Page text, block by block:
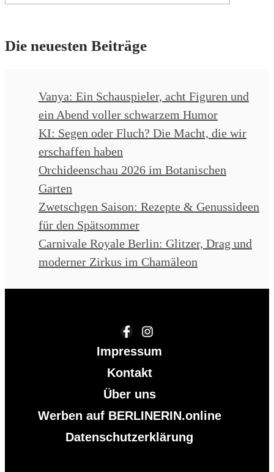
Die neuesten Beiträge
Vanya: Ein Schauspieler, acht Figuren und
ein Abend voller schwarzem Humor
KI: Segen oder Fluch? Die Macht, die wir
erschaffen haben
Orchideenschau 2026 im Botanischen
Garten
Zwetschgen Saison: Rezepte & Genussideen
für den Spätsommer
Carnivale Royale Berlin: Glitzer, Drag und
moderner Zirkus im Chamäleon
Impressum
Kontakt
Über uns
Werben auf BERLINERIN.online
Datenschutzerklärung